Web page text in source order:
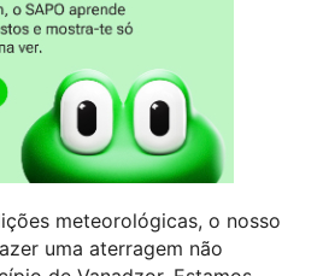
meteorológicas, o nosso
uma aterragem não